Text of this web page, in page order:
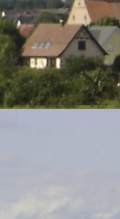
menu